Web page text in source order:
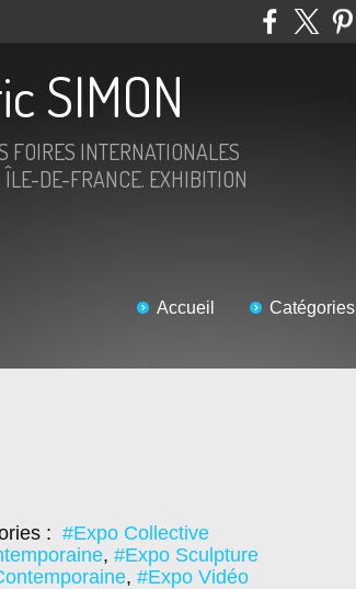
SIMON
FOIRES INTERNATIONALES
DE-FRANCE. EXHIBITION
Accueil Catégories
: #Expo Collective
, #Expo Sculpture
, #Expo Vidéo